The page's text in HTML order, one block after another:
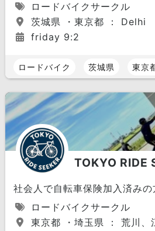
ロードバイクサークル
茨城県 ・東京都 ： Delhi
friday 9:2
ロードバイク 茨城県 東京
TOKYO RIDE
社会人で自転車保険加入済みの
ロードバイクサークル
東京都 ・埼玉県 ： 荒川、